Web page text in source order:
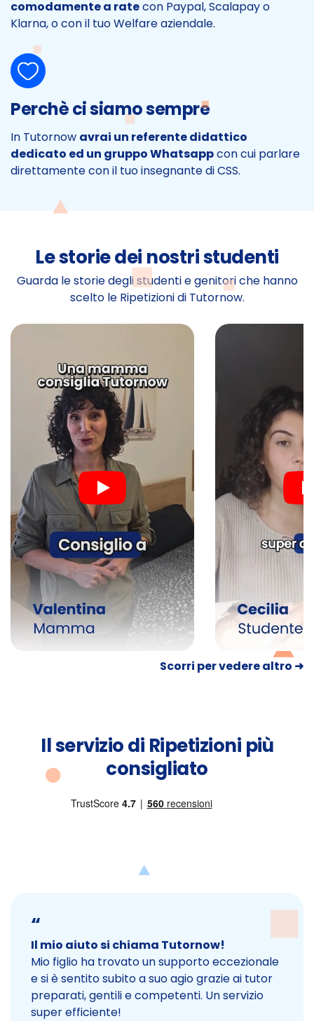
comodamente a ratecon Paypal, Scalapay o
Klarna, o con il tuo Welfare aziendale.
Perchè ci siamo sempre
In Tutornow avrai un referente didattico
dedicato ed un gruppo Whatsappcon cui parlare
direttamente con il tuo insegnante di CSS.
Le storie dei nostri studenti
Guarda le storie degli studenti e genitori che hanno
scelto le Ripetizioni di Tutornow.
Scorri per vedere altro ➜
Il servizio di Ripetizioni più
consigliato
“
Il mio aiuto si chiama Tutornow!
Mio figlio ha trovato un supporto eccezionale
e si è sentito subito a suo agio grazie ai tutor
preparati, gentili e competenti. Un servizio
super efficiente!